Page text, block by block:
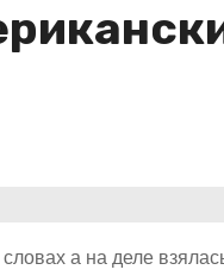
а на деле